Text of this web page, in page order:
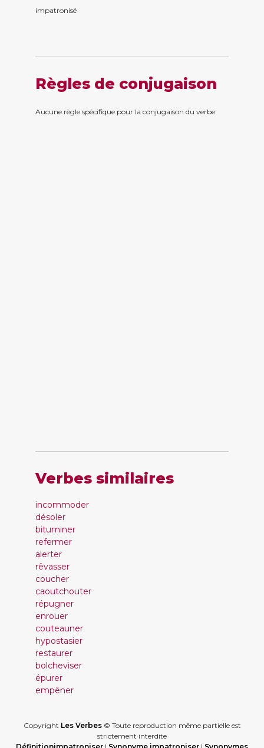
impatronisé
Règles de conjugaison
Aucune règle spécifique pour la conjugaison du verbe
Verbes similaires
incommoder
désoler
bituminer
refermer
alerter
rêvasser
coucher
caoutchouter
répugner
enrouer
couteauner
hypostasier
restaurer
bolcheviser
épurer
empêner
Copyright Les Verbes© Toute reproduction même partielle est
strictement interdite